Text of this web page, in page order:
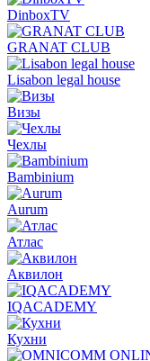
DinboxTV
GRANAT CLUB
Lisabon legal house
Визы
Чехлы
Bambinium
Aurum
Атлас
Аквилон
IQACADEMY
Кухни